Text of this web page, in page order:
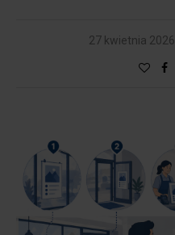
27 kwietnia 2026